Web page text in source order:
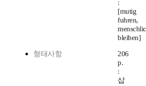
:
[mutig
fuhren,
bleiben]
형태사항
206
p.
:
삽